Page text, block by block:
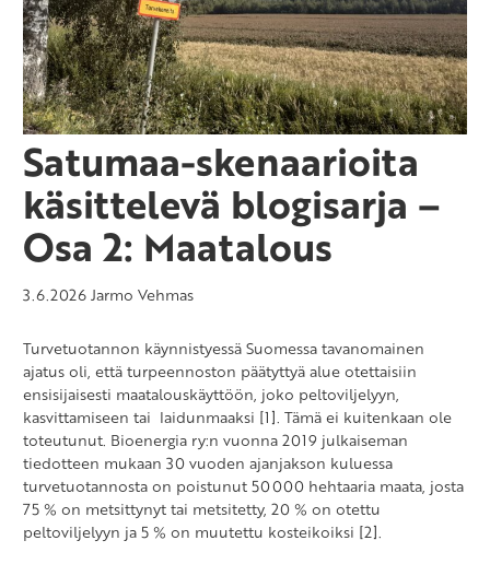
Satumaa-skenaarioita
käsittelevä blogisarja –
Osa 2: Maatalous
3.6.2026Jarmo Vehmas
Turvetuotannon käynnistyessä Suomessa tavanomainen
ajatus oli, että turpeennoston päätyttyä alue otettaisiin
ensisijaisesti maatalouskäyttöön, joko peltoviljelyyn,
kasvittamiseen tai laidunmaaksi [1]. Tämä ei kuitenkaan ole
toteutunut. Bioenergia ry:n vuonna 2019 julkaiseman
tiedotteen mukaan 30 vuoden ajanjakson kuluessa
turvetuotannosta on poistunut 50 000 hehtaaria maata, josta
75 % on metsittynyt tai metsitetty, 20 % on otettu
peltoviljelyyn ja 5 % on muutettu kosteikoiksi [2].